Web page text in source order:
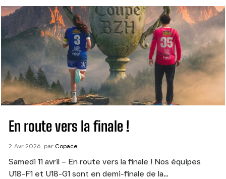
En route vers la finale !
2 Avr 2026 par Copace
Samedi 11 avril – En route vers la finale ! Nos équipes
U18-F1 et U18-G1 sont en demi-finale de la…